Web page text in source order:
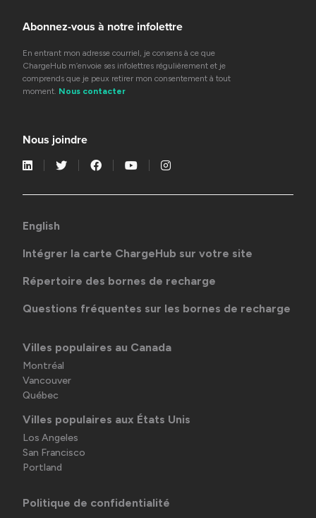
Abonnez-vous à notre infolettre
En entrant mon adresse courriel, je consens à ce que
ChargeHub m’envoie ses infolettres régulièrement et je
comprends que je peux retirer mon consentement à tout
moment. Nous contacter
Nous joindre
English
Intégrer la carte ChargeHub sur votre site
Répertoire des bornes de recharge
Questions fréquentes sur les bornes de recharge
Villes populaires au Canada
Montréal
Vancouver
Québec
Villes populaires aux États Unis
Los Angeles
San Francisco
Portland
Politique de confidentialité